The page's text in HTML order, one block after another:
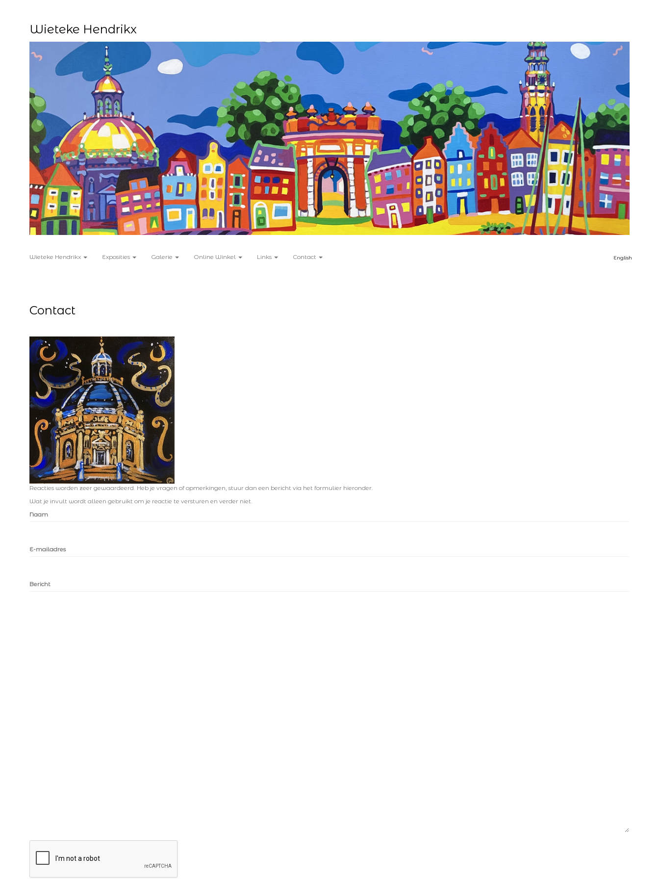
Wieteke Hendrikx
Wieteke Hendrikx Exposities Galerie Online Winkel Links Contact English
Contact
Reacties worden zeer gewaardeerd. Heb je vragen of opmerkingen, stuur dan een bericht via het formulier hieronder.
Wat je invult wordt alleen gebruikt om je reactie te versturen en verder niet.
Naam
E-mailadres
Bericht